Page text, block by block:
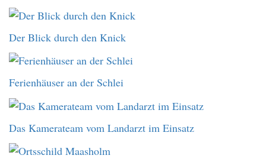
Der Blick durch den Knick
Ferienhäuser an der Schlei
Das Kamerateam vom Landarzt im Einsatz